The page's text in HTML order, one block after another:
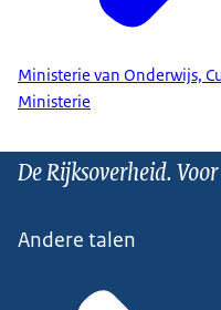
Ministerie van Onderwijs,
Ministerie
De Rijksoverheid.
Andere talen